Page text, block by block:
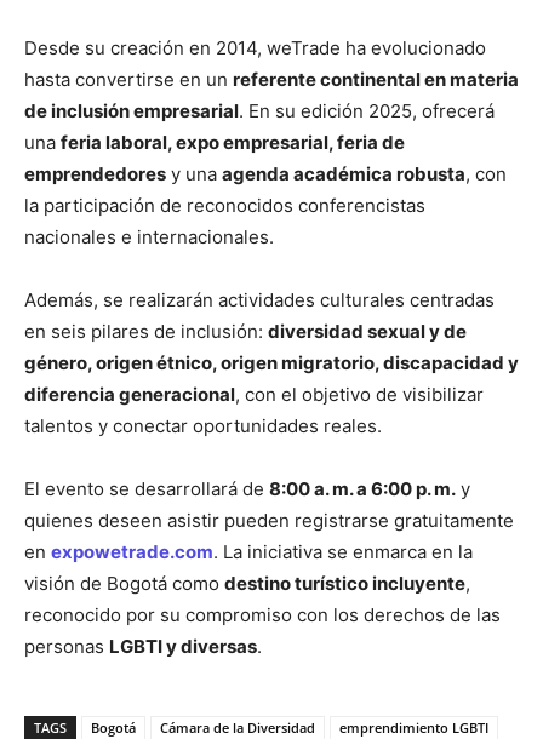
Desde su creación en 2014, weTrade ha evolucionado
hasta convertirse en un referente continental en materia
de inclusión empresarial. En su edición 2025, ofrecerá
una feria laboral, expo empresarial, feria de
emprendedores y una agenda académica robusta, con
la participación de reconocidos conferencistas
nacionales e internacionales.
Además, se realizarán actividades culturales centradas
en seis pilares de inclusión: diversidad sexual y de
género, origen étnico, origen migratorio, discapacidad y
diferencia generacional, con el objetivo de visibilizar
talentos y conectar oportunidades reales.
El evento se desarrollará de 8:00 a. m. a 6:00 p. m. y
quienes deseen asistir pueden registrarse gratuitamente
en expowetrade.com. La iniciativa se enmarca en la
visión de Bogotá como destino turístico incluyente,
reconocido por su compromiso con los derechos de las
personas LGBTI y diversas.
TAGS Bogotá Cámara de la Diversidad
emprendimiento LGBTI